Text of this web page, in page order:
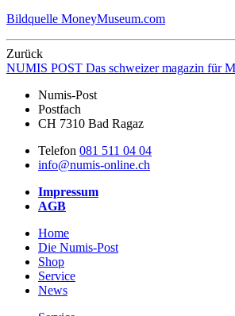
Bildquelle MoneyMuseum.com
Zurück
NUMIS POST Das schweizer magazin für
Numis-Post
Postfach
CH 7310 Bad Ragaz
Telefon 081 511 04 04
info@numis-online.ch
Impressum
AGB
Home
Die Numis-Post
Shop
Service
News